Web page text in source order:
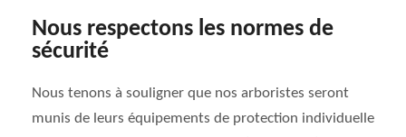
Nous respectons les normes de
sécurité
Nous tenons à souligner que nos arboristes seront
munis de leurs équipements de protection individuelle